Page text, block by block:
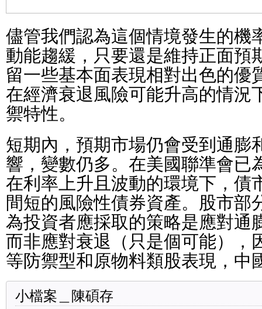
儘管我們認為這個情境發生的機
動能趨緩，只要還是維持正面預
留一些基本面表現相對出色的優
在經濟衰退風險可能升高的情況
禦特性。
短期內，預期市場仍會受到通膨
響，變數仍多。在美國聯準會已
在利率上升且波動的環境下，債
間短的風險性債券資產。股市部
為投資者應採取的策略是應對通
而非應對衰退（只是個可能），
等防禦型和原物料類股表現，中
小檔案＿陳碩存